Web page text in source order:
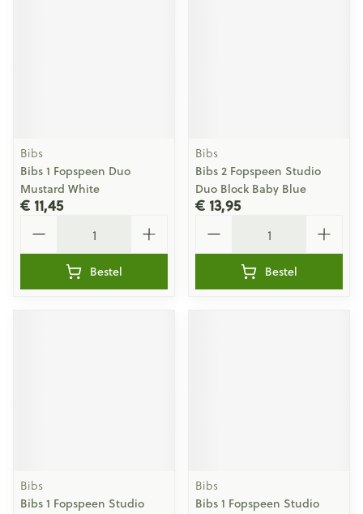
Bibs
Bibs 1 Fopspeen Duo
Mustard White
€ 11,45
Bestel
Bibs
Bibs 2 Fopspeen Studio
Duo Block Baby Blue
€ 13,95
Bestel
Bibs
Bibs 1 Fopspeen Studio
Bibs
Bibs 1 Fopspeen Studio